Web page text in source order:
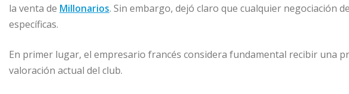
la venta de Millonarios. Sin embargo, dejó claro que cualquier negociación
específicas.
En primer lugar, el empresario francés considera fundamental recibir una
valoración actual del club.